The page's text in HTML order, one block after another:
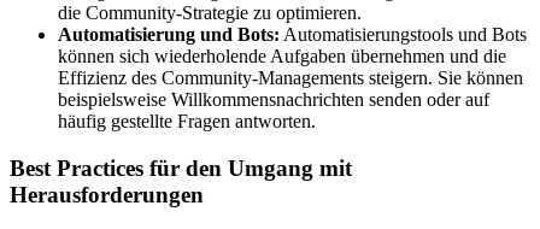
die Community-Strategie zu optimieren.
Automatisierung und Bots: Automatisierungstools und Bots
können sich wiederholende Aufgaben übernehmen und die
Effizienz des Community-Managements steigern. Sie können
beispielsweise Willkommensnachrichten senden oder auf
häufig gestellte Fragen antworten.
Best Practices für den Umgang mit
Herausforderungen